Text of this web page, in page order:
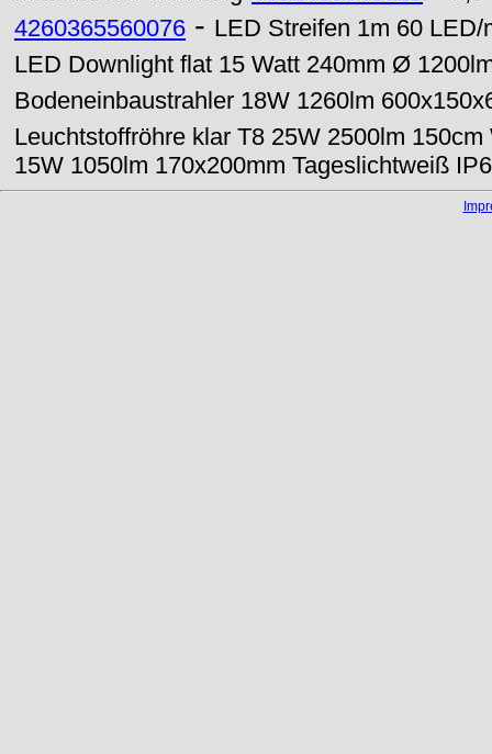
4260365560076 - LED Streifen 1m 60
LED Downlight flat 15 Watt 240mm Ø
Bodeneinbaustrahler 18W 1260lm
Leuchtstoffröhre klar T8 25W 2500lm 150cm
15W 1050lm 170x200mm Tageslichtweiß